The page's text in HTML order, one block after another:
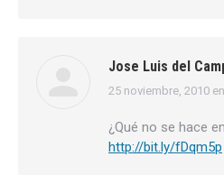
Jose Luis del
dice:
25 noviembre, 2010
¿Qué no se hace
http://bit.ly/fDqm5p